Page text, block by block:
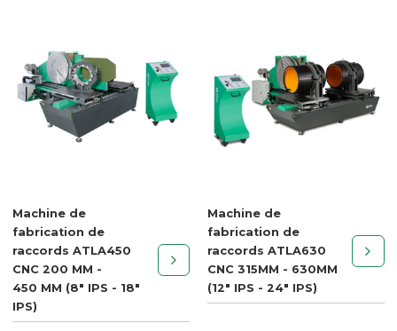
Machine de
fabrication de
raccords ATLA450
CNC 200 MM -
450 MM (8" IPS - 18"
IPS)
Machine de
fabrication de
raccords ATLA630
CNC 315MM - 630MM
(12" IPS - 24" IPS)